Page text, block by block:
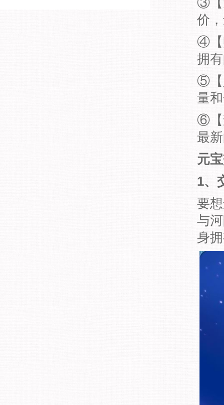
价
④【
拥
⑤【
量
⑥【
最
元
1、
要
与
身